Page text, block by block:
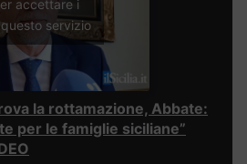
accettare i
servizio
la rottamazione, Abbate:
per le famiglie siciliane”